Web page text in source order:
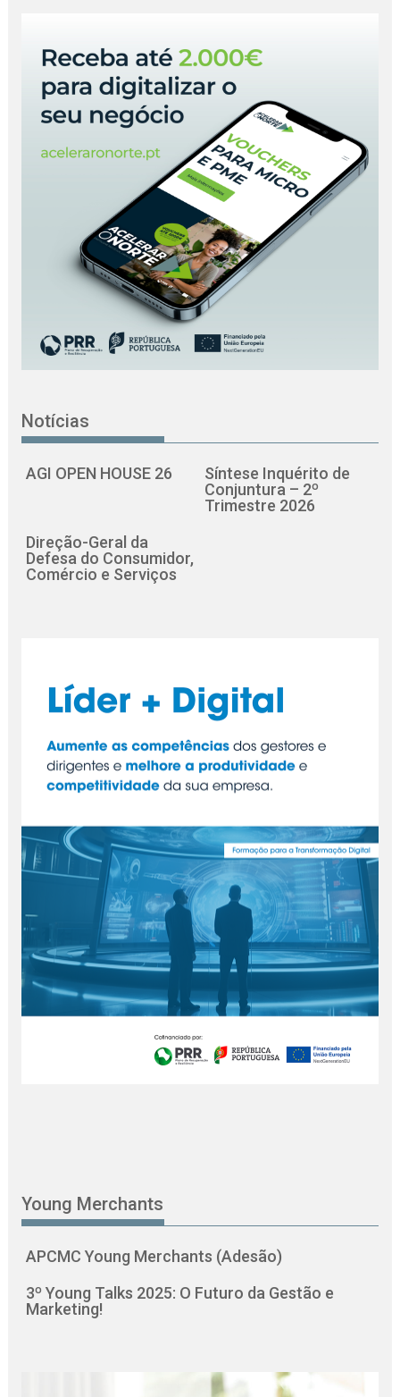
Notícias
AGI OPEN HOUSE 26
Síntese Inquérito de
Conjuntura – 2º
Trimestre 2026
Direção-Geral da
Defesa do Consumidor,
Comércio e Serviços
Young Merchants
APCMC Young Merchants (Adesão)
3º Young Talks 2025: O Futuro da Gestão e
Marketing!